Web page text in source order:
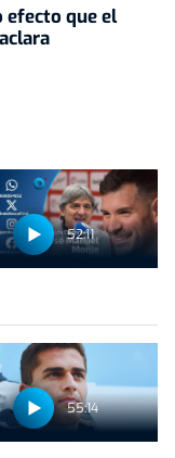
efecto que el
52:11
55:14